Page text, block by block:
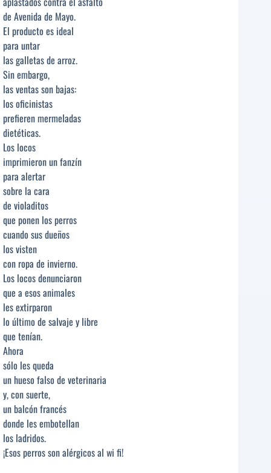
de Avenida de Mayo.
El producto es ideal
para untar
las galletas de arroz.
Sin embargo,
las ventas son bajas:
los oficinistas
prefieren mermeladas
dietéticas.
Los locos
imprimieron un fanzín
para alertar
sobre la cara
de violaditos
que ponen los perros
cuando sus dueños
los visten
con ropa de invierno.
Los locos denunciaron
que a esos animales
les extirparon
lo último de salvaje y libre
que tenían.
Ahora
sólo les queda
un hueso falso de veterinaria
y, con suerte,
un balcón francés
donde les embotellan
los ladridos.
¡Esos perros son alérgicos al wi fi!